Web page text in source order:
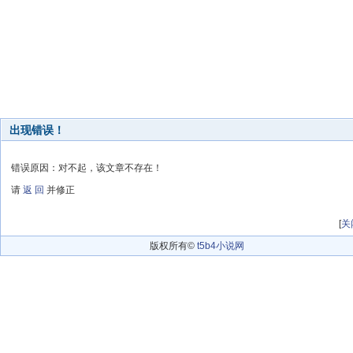
出现错误！
错误原因：对不起，该文章不存在！
请 返 回 并修正
[关
版权所有© t5b4小说网